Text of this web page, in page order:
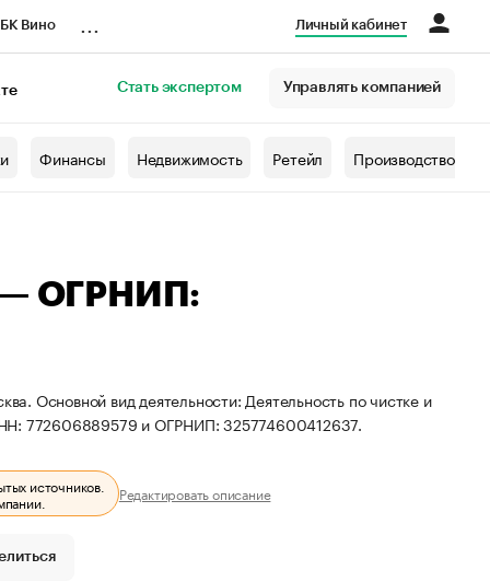
Вино Личный кабинет
Стать экспертом Управлять компанией
Финансы Недвижимость Ретейл Производство
— ОГРНИП:
Основной вид деятельности: Деятельность по чистке и
772606889579 и ОГРНИП: 325774600412637.
источников.
Редактировать описание